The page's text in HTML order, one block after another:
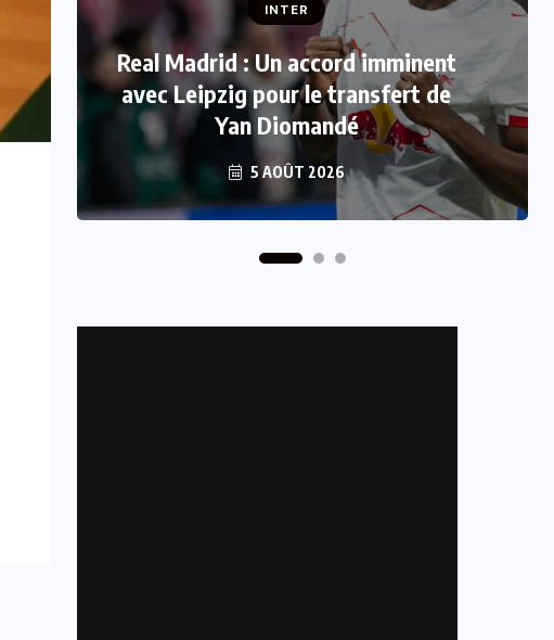
INTER
Real Madrid : Un accord imminent
avec Leipzig pour le transfert de
Yan Diomandé
5 AOÛT 2026
INTER
FIFA : Luis Figo se joint aux appels
réclamant la démission de Gianni
Infantino
5 AOÛT 2026